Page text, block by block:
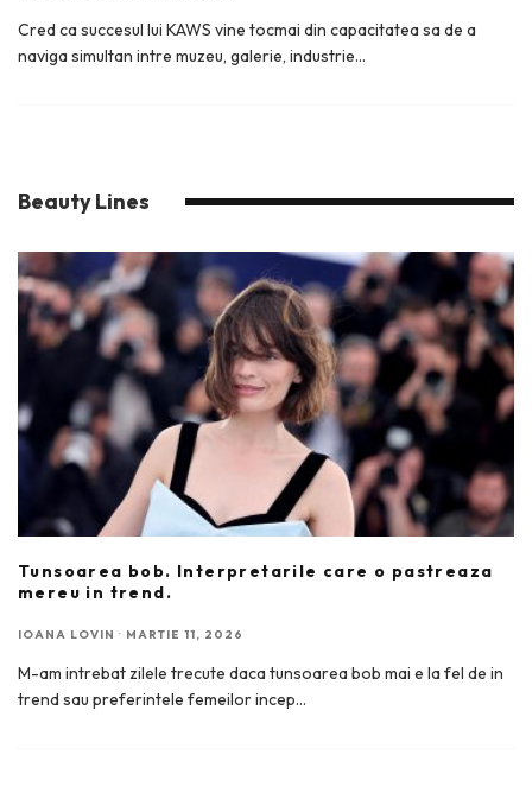
Cred ca succesul lui KAWS vine tocmai din capacitatea sa de a
naviga simultan intre muzeu, galerie, industrie...
Beauty Lines
Tunsoarea bob. Interpretarile care o pastreaza
mereu in trend.
IOANA LOVIN · MARTIE 11, 2026
M-am intrebat zilele trecute daca tunsoarea bob mai e la fel de in
trend sau preferintele femeilor incep...